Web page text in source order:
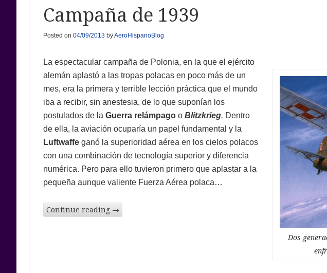
Campaña de 1939
Posted on 04/09/2013 byAeroHispanoBlog
Dos
La espectacular campaña de Polonia, en la que el ejército
alemán aplastó a las tropas polacas en poco más de un
mes, era la primera y terrible lección práctica que el mundo
iba a recibir, sin anestesia, de lo que suponían los
postulados de la Guerra relámpagoo Blitzkrieg. Dentro
de ella, la aviación ocuparía un papel fundamental y la
Luftwaffeganó la superioridad aérea en los cielos polacos
con una combinación de tecnología superior y diferencia
numérica. Pero para ello tuvieron primero que aplastar a la
pequeña aunque valiente Fuerza Aérea polaca…
Continue reading →